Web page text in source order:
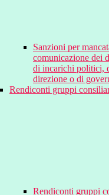
Sanzioni per
comunicazione dei
di incarichi politici,
direzione o di
Rendiconti gruppi
Rendiconti gruppi